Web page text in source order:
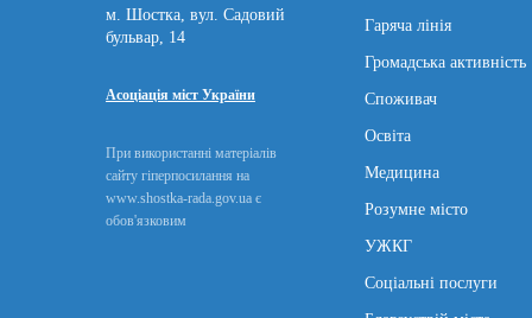
м. Шостка, вул. Садовий
бульвар, 14
Асоціація міст України
При використанні матеріалів
сайту гіперпосилання на
www.shostka-rada.gov.ua є
обов'язковим
Гаряча лінія
Громадська активність
Споживач
Освіта
Медицина
Розумне місто
УЖКГ
Соціальні послуги